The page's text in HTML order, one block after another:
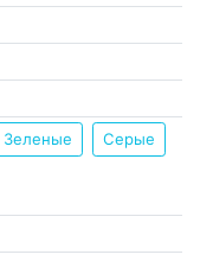
Зеленые
Серые